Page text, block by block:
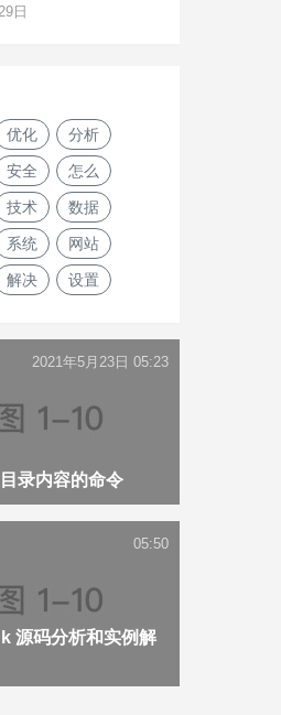
日
优化 分析
安全 怎么
技术 数据
系统 网站
解决 设置
录内容的命令
2021年5月23日 05:23
源码分析和实例解
05:50